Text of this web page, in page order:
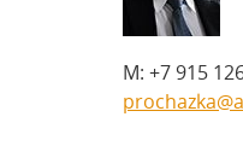
М: +7 915